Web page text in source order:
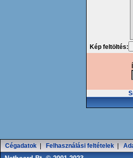
Kép feltöltés:
Cégadatok Felhasználási feltételek